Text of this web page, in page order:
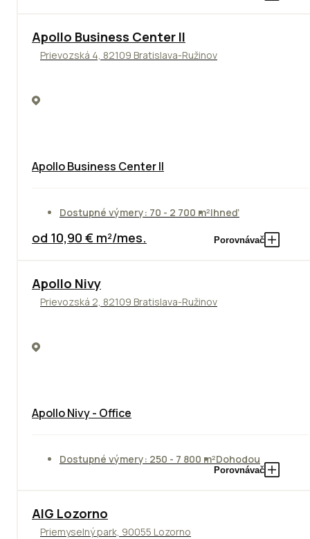
TOP NOVINKA ODPORÚČAME
Apollo Business Center II
Prievozská 4, 82109 Bratislava-Ružinov
Apollo Business Center II
Dostupné výmery: 70 - 2 700 m²Ihneď
od 10,90 € m²/mes. Porovnávač
Apollo Nivy
Prievozská 2, 82109 Bratislava-Ružinov
Apollo Nivy - Office
Dostupné výmery: 250 - 7 800 m²Dohodou
Porovnávač
TOP
AIG Lozorno
Priemyselný park, 90055 Lozorno